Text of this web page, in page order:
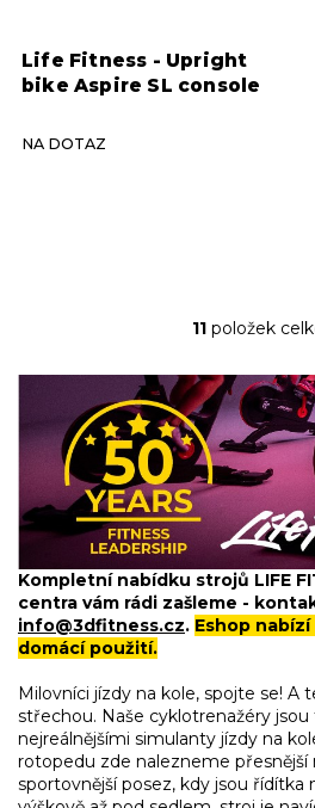
Life Fitness - Upright
bike Aspire SL console
NA DOTAZ
O
l
á
d
a
c
í
p
r
v
k
y
v
i
s
u
11 položek
Kompletní nabídku strojů LIFE
centra vám rádi zašleme -
info@3dfitness.cz. Eshop
domácí použití.
Milovníci jízdy na kole, spojte se! A
střechou. Naše cyklotrenažéry jsou
nejreálnějšími simulanty jízdy na
rotopedu zde nalezneme přesnější
sportovnější posez, kdy jsou řídítka